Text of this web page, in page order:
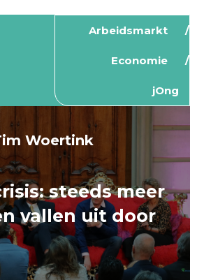
Arbeidsmarkt
Economie
jOng
Woertink
steeds meer
vallen uit door